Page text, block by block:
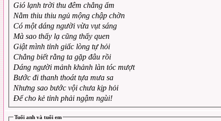
Gió lạnh trời thu đêm chẳng ấm
Nằm thiu thiu ngủ mộng chập chờn
Có một dáng người vừa vụt sáng
Mà sao thấy lạ cũng thấy quen
Giật mình tỉnh giấc lòng tự hỏi
Chẳng biết rằng ta gặp đâu rồi
Dáng người mảnh khảnh làn tóc mượt
Bước đi thanh thoát tựa mưa sa
Nhưng sao bước vội chưa kịp hỏi
Để cho kẻ tỉnh phải ngậm ngùi!
Tuổi anh và tuổi em